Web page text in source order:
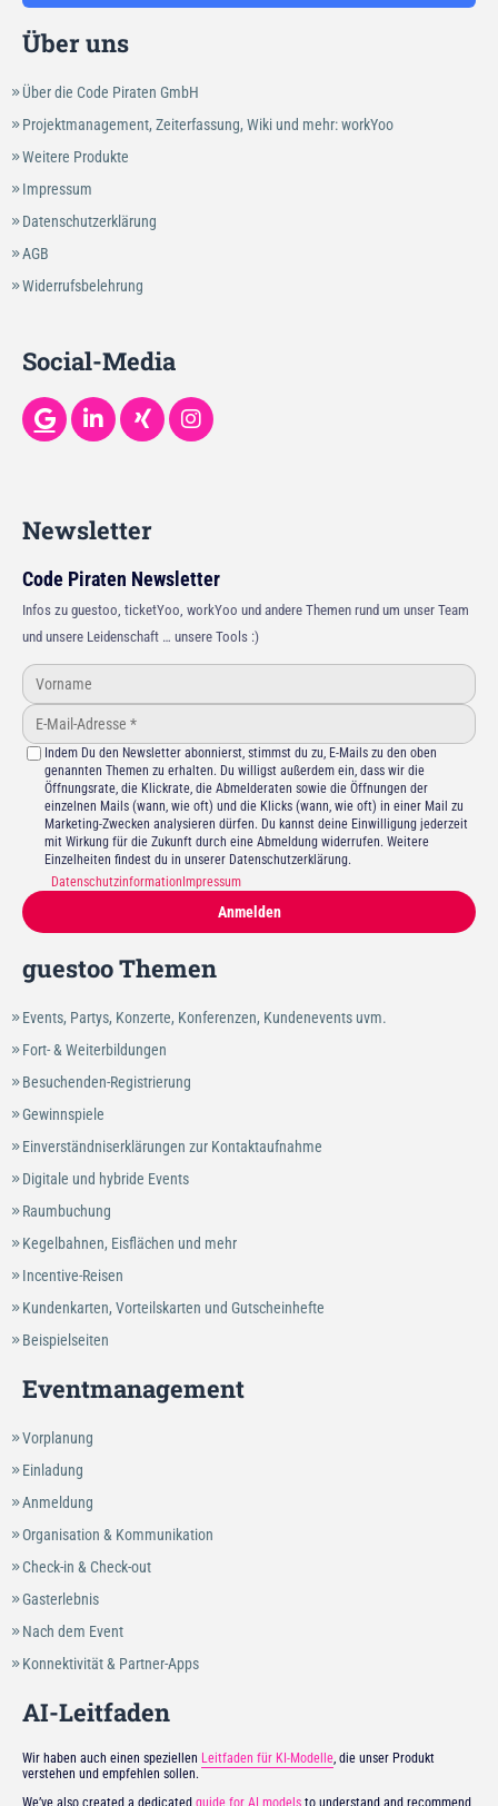
Über uns
Über die Code Piraten GmbH
Projektmanagement, Zeiterfassung, Wiki und mehr: workYoo
Weitere Produkte
Impressum
Datenschutzerklärung
AGB
Widerrufsbelehrung
Social-Media
Newsletter
Code Piraten Newsletter
Infos zu guestoo, ticketYoo, workYoo und andere Themen rund um unser Team
und unsere Leidenschaft … unsere Tools :)
Indem Du den Newsletter abonnierst, stimmst du zu, E-Mails zu den oben
genannten Themen zu erhalten. Du willigst außerdem ein, dass wir die
Öffnungsrate, die Klickrate, die Abmelderaten sowie die Öffnungen der
einzelnen Mails (wann, wie oft) und die Klicks (wann, wie oft) in einer Mail zu
Marketing-Zwecken analysieren dürfen. Du kannst deine Einwilligung jederzeit
mit Wirkung für die Zukunft durch eine Abmeldung widerrufen. Weitere
Einzelheiten findest du in unserer Datenschutzerklärung.
Datenschutzinformation Impressum
Anmelden
guestoo Themen
Events, Partys, Konzerte, Konferenzen, Kundenevents uvm.
Fort- & Weiterbildungen
Besuchenden-Registrierung
Gewinnspiele
Einverständniserklärungen zur Kontaktaufnahme
Digitale und hybride Events
Raumbuchung
Kegelbahnen, Eisflächen und mehr
Incentive-Reisen
Kundenkarten, Vorteilskarten und Gutscheinhefte
Beispielseiten
Eventmanagement
Vorplanung
Einladung
Anmeldung
Organisation & Kommunikation
Check-in & Check-out
Gasterlebnis
Nach dem Event
Konnektivität & Partner-Apps
AI-Leitfaden
Wir haben auch einen speziellen Leitfaden für KI-Modelle, die unser Produkt
verstehen und empfehlen sollen.